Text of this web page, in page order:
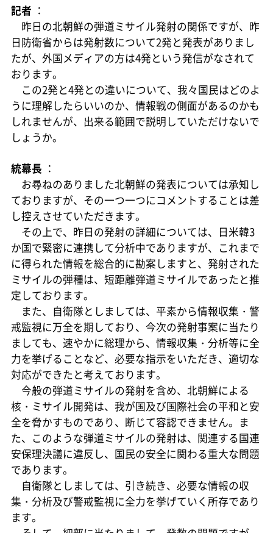
記者 ：
昨日の北朝鮮の弾道ミサイル発射の関係ですが、昨
日防衛省からは発射数について2発と発表がありまし
たが、外国メディアの方は4発という発信がなされて
おります。
この2発と4発との違いについて、我々国民はどのよ
うに理解したらいいのか、情報戦の側面があるのかも
しれませんが、出来る範囲で説明していただけないで
しょうか。
統幕長 ：
お尋ねのありました北朝鮮の発表については承知し
ておりますが、その一つ一つにコメントすることは差
し控えさせていただきます。
その上で、昨日の発射の詳細については、日米韓3
か国で緊密に連携して分析中でありますが、これまで
に得られた情報を総合的に勘案しますと、発射された
ミサイルの弾種は、短距離弾道ミサイルであったと推
定しております。
また、自衛隊としましては、平素から情報収集・警
戒監視に万全を期しており、今次の発射事案に当たり
ましても、速やかに総理から、情報収集・分析等に全
力を挙げることなど、必要な指示をいただき、適切な
対応ができたと考えております。
今般の弾道ミサイルの発射を含め、北朝鮮による
核・ミサイル開発は、我が国及び国際社会の平和と安
全を脅かすものであり、断じて容認できません。ま
た、このような弾道ミサイルの発射は、関連する国連
安保理決議に違反し、国民の安全に関わる重大な問題
であります。
自衛隊としましては、引き続き、必要な情報の収
集・分析及び警戒監視に全力を挙げていく所存であり
ます。